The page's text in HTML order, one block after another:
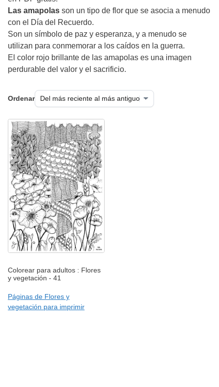
Las amapolas son un tipo de flor que se asocia a menudo
con el Día del Recuerdo.
Son un símbolo de paz y esperanza, y a menudo se
utilizan para conmemorar a los caídos en la guerra.
El color rojo brillante de las amapolas es una imagen
perdurable del valor y el sacrificio.
Ordenar
Colorear para adultos : Flores
y vegetación - 41
Páginas de Flores y
vegetación para imprimir